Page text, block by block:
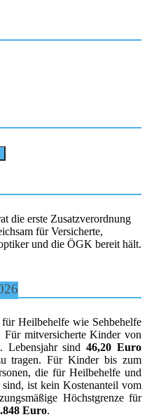
die erste Zusatzverordnung
für Versicherte,
und die ÖGK bereit hält.
Heilbehelfe wie Sehbehelfe
mitversicherte Kinder von
Lebensjahr sind46,20 Euro
tragen. Für Kinder bis zum
die für Heilbehelfe und
ist kein Kostenanteil vom
Höchstgrenze für
Euro.